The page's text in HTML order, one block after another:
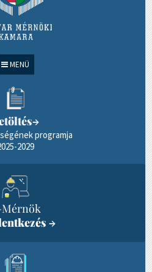
MENÜ
→
programja
2029
→